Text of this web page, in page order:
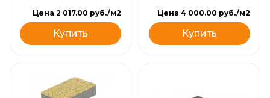
Цена 2 017.00 руб./м2
Купить
Цена 4 000.00 руб./м2
Купить